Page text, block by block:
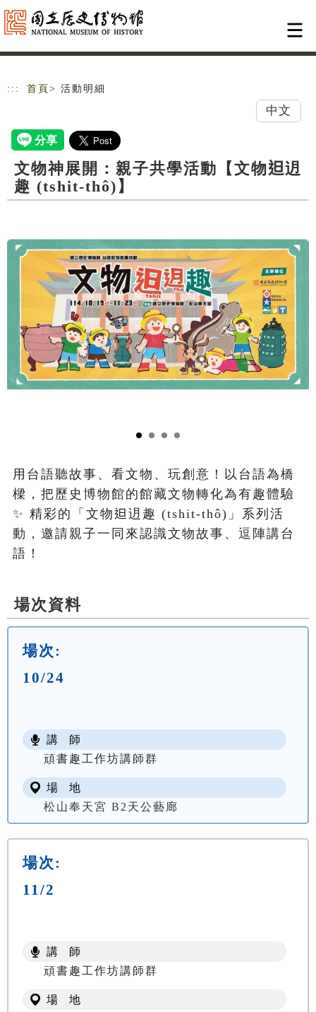
跳到主要內容
網站導覽
::: 首頁 > 活動明細
中文
文物神展開：親子共學活動【文物𨑨迌
趣 (tshit-thô)】
用台語聽故事、看文物、玩創意！以台語為橋
樑，把歷史博物館的館藏文物轉化為有趣體驗
✨ 精彩的「文物𨑨迌趣 (tshit-thô)」系列活
動，邀請親子一同來認識文物故事、逗陣講台
語！
場次資料
場次:
10/24
講 師
頑書趣工作坊講師群
場 地
松山奉天宮 B2天公藝廊
場次:
11/2
講 師
頑書趣工作坊講師群
場 地